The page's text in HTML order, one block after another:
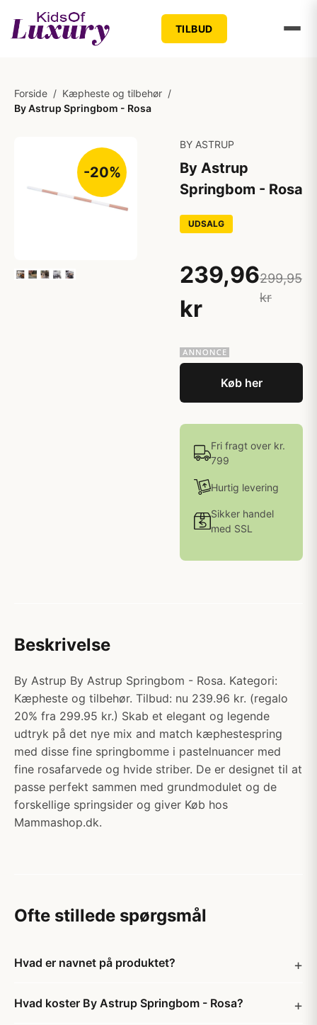
TILBUD
Forside / Kæpheste og tilbehør /
By Astrup Springbom - Rosa
-20%
BY ASTRUP
By Astrup
Springbom - Rosa
UDSALG
239,96
kr
299,95
kr
Køb her
Fri fragt over kr.
799
Hurtig levering
Sikker handel
med SSL
Beskrivelse
By Astrup By Astrup Springbom - Rosa. Kategori:
Kæpheste og tilbehør. Tilbud: nu 239.96 kr. (regalo
20% fra 299.95 kr.) Skab et elegant og legende
udtryk på det nye mix and match kæphestespring
med disse fine springbomme i pastelnuancer med
fine rosafarvede og hvide striber. De er designet til at
passe perfekt sammen med grundmodulet og de
forskellige springsider og giver Køb hos
Mammashop.dk.
Ofte stillede spørgsmål
Hvad er navnet på produktet?
Hvad koster By Astrup Springbom - Rosa?